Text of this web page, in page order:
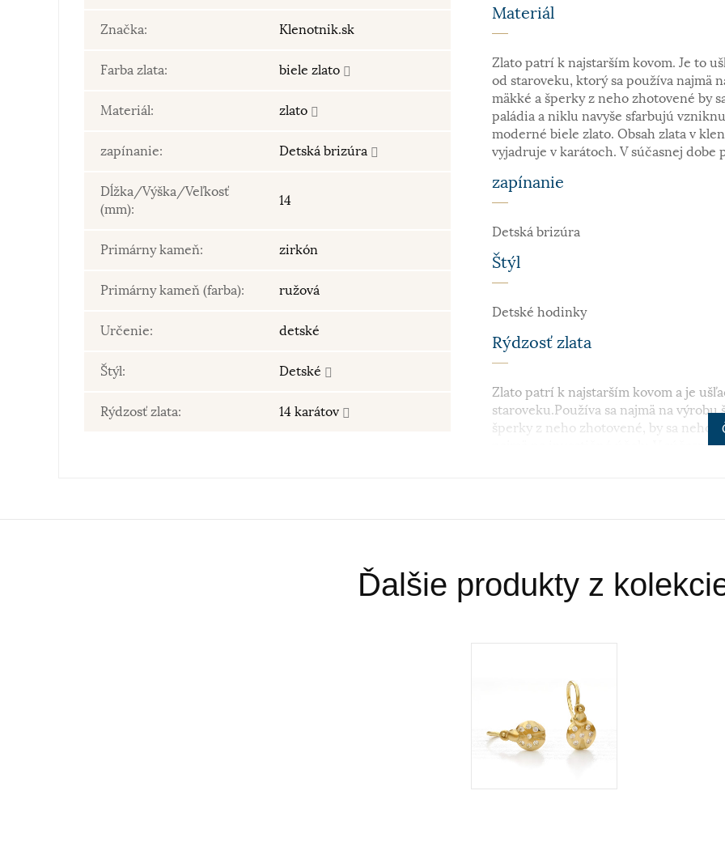
Značka: Klenotnik.sk
Farba zlata: biele zlato
Materiál: zlato
zapínanie: Detská brizúra
Dĺžka/Výška/Veľkosť
(mm):
14
Primárny kameň: zirkón
Primárny kameň (farba): ružová
Určenie: detské
Štýl: Detské
Rýdzosť zlata: 14 karátov
Materiál
Zlato patrí k najstarším kovom. Je to
od staroveku, ktorý sa používa najmä
mäkké a šperky z neho zhotovené
paládia a niklu navyše sfarbujú
moderné biele zlato. Obsah zlata v
vyjadruje v karátoch. V súčasnej dobe
zapínanie
Detská brizúra
Štýl
Detské hodinky
Rýdzosť zlata
Zlato patrí k najstarším kovom a je
staroveku.Používa sa najmä na
šperky z neho zhotovené, by sa
najmä na investičné účely. V
Ďalšie produkty z